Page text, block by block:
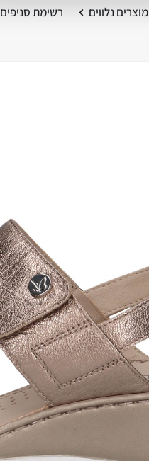
מוצרים נלווים רשימת סניפים